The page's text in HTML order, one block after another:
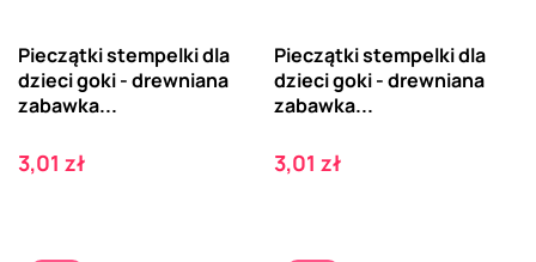
Pieczątki stempelki dla
dzieci goki - drewniana
zabawka...
Cena
3,01 zł
Pieczątki stempelki dla
dzieci goki - drewniana
zabawka...
Cena
3,01 zł